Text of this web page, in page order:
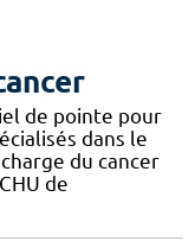
de pointe pour
dans le
du cancer
de